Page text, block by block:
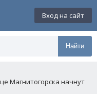
Вход на сайт
Найти
Магнитогорска начнут